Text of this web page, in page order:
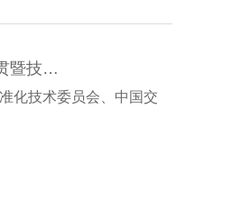
交通运输行业标准《公路工程预应力 孔道压浆材料》和《预应力孔道压浆料用制浆 设备》宣贯暨技术交流会即将召开
化技术委员会、中国交